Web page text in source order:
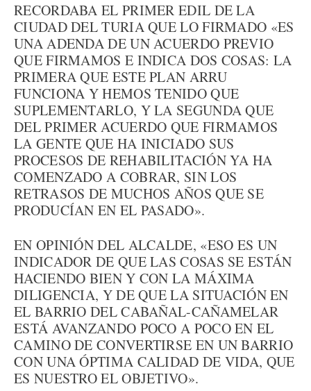
RECORDABA EL PRIMER EDIL DE LA
CIUDAD DEL TURIA QUE LO FIRMADO «ES
UNA ADENDA DE UN ACUERDO PREVIO
QUE FIRMAMOS E INDICA DOS COSAS: LA
PRIMERA QUE ESTE PLAN ARRU
FUNCIONA Y HEMOS TENIDO QUE
SUPLEMENTARLO, Y LA SEGUNDA QUE
DEL PRIMER ACUERDO QUE FIRMAMOS
LA GENTE QUE HA INICIADO SUS
PROCESOS DE REHABILITACIÓN YA HA
COMENZADO A COBRAR, SIN LOS
RETRASOS DE MUCHOS AÑOS QUE SE
PRODUCÍAN EN EL PASADO».
EN OPINIÓN DEL ALCALDE, «ESO ES UN
INDICADOR DE QUE LAS COSAS SE ESTÁN
HACIENDO BIEN Y CON LA MÁXIMA
DILIGENCIA, Y DE QUE LA SITUACIÓN EN
EL BARRIO DEL CABAÑAL-CAÑAMELAR
ESTÁ AVANZANDO POCO A POCO EN EL
CAMINO DE CONVERTIRSE EN UN BARRIO
CON UNA ÓPTIMA CALIDAD DE VIDA, QUE
ES NUESTRO EL OBJETIVO».